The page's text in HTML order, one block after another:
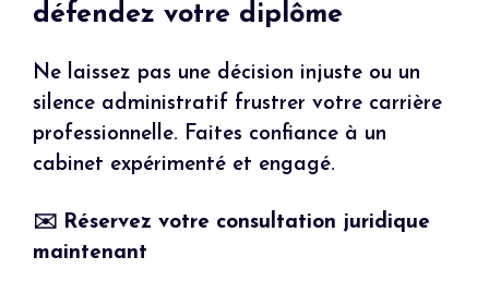
défendez votre diplôme
Ne laissez pas une décision injuste ou un
silence administratif frustrer votre carrière
professionnelle. Faites confiance à un
cabinet expérimenté et engagé.
✉️ Réservez votre consultation juridique
maintenant